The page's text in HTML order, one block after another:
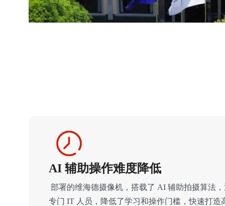
AI 辅助操作难度降低
部署的维海德摄像机，搭载了 AI 辅助拍摄算法
专门 IT 人员，降低了学习和操作门槛，快速打造